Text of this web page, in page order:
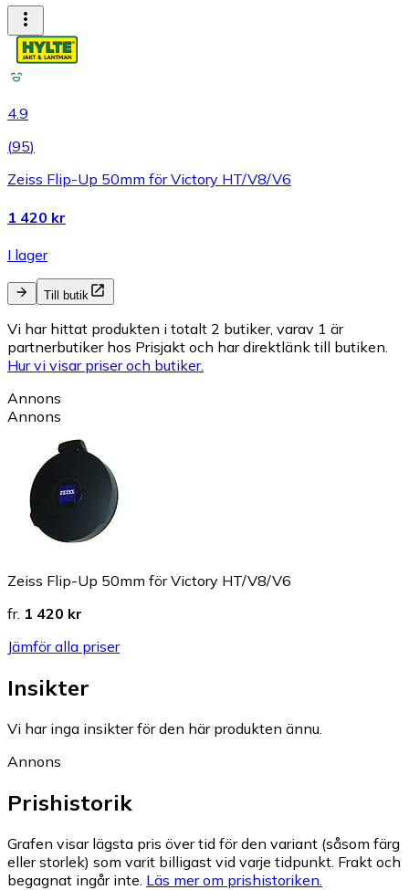
4.9
(95)
Zeiss Flip-Up 50mm för Victory HT/V8/V6
1 420 kr
I lager
Till butik
Vi har hittat produkten i totalt 2 butiker, varav 1 är
partnerbutiker hos Prisjakt och har direktlänk till butiken.
Hur vi visar priser och butiker.
Annons
Annons
Zeiss Flip-Up 50mm för Victory HT/V8/V6
fr. 1 420 kr
Jämför alla priser
Insikter
Vi har inga insikter för den här produkten ännu.
Annons
Prishistorik
Grafen visar lägsta pris över tid för den variant (såsom färg
eller storlek) som varit billigast vid varje tidpunkt. Frakt och
begagnat ingår inte. Läs mer om prishistoriken.